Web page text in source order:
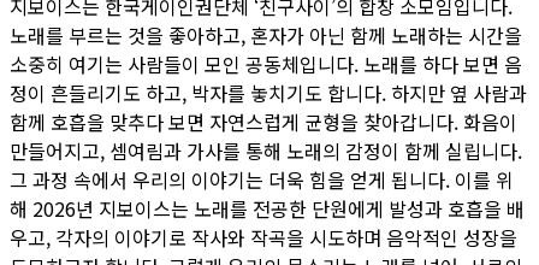
지보이스는 한국게이인권단체 ‘친구사이’의 합창 소모임입니다.
노래를 부르는 것을 좋아하고, 혼자가 아닌 함께 노래하는 시간을
소중히 여기는 사람들이 모인 공동체입니다. 노래를 하다 보면 음
정이 흔들리기도 하고, 박자를 놓치기도 합니다. 하지만 옆 사람과
함께 호흡을 맞추다 보면 자연스럽게 균형을 찾아갑니다. 화음이
만들어지고, 셈여림과 가사를 통해 노래의 감정이 함께 실립니다.
그 과정 속에서 우리의 이야기는 더욱 힘을 얻게 됩니다. 이를 위
해 2026년 지보이스는 노래를 전공한 단원에게 발성과 호흡을 배
우고, 각자의 이야기로 작사와 작곡을 시도하며 음악적인 성장을